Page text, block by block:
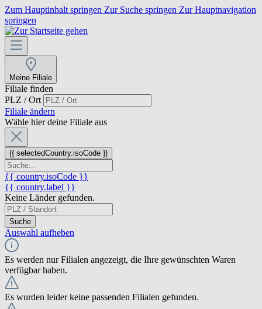
Zum Hauptinhalt springen Zur Suche springen Zur Hauptnavigation
springen
Meine Filiale
Filiale finden
PLZ / Ort
Filiale ändern
Wähle hier deine Filiale aus
{{ selectedCountry.isoCode }}
{{ country.isoCode }}
{{ country.label }}
Keine Länder gefunden.
Suche
Auswahl aufheben
Es werden nur Filialen angezeigt, die Ihre gewünschten Waren
verfügbar haben.
Es wurden leider keine passenden Filialen gefunden.